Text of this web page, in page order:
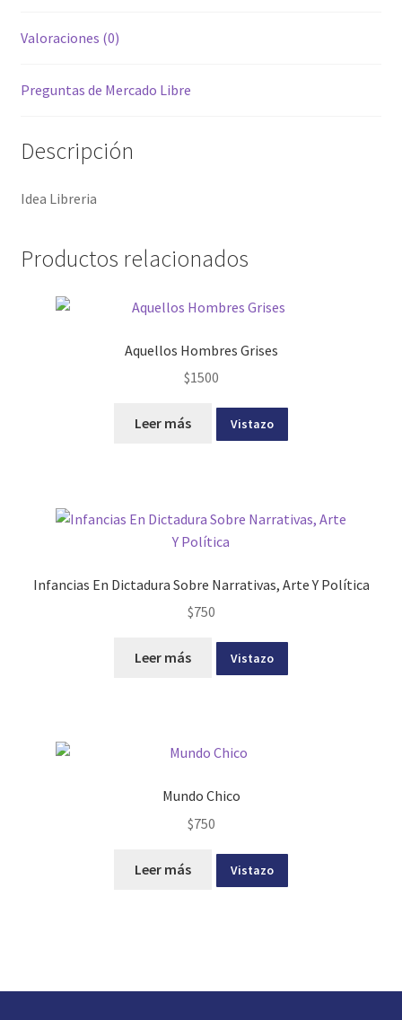
Valoraciones (0)
Preguntas de Mercado Libre
Descripción
Idea Libreria
Productos relacionados
Aquellos Hombres Grises
$1500
Leer más Vistazo
Infancias En Dictadura Sobre Narrativas, Arte Y Política
$750
Leer más Vistazo
Mundo Chico
$750
Leer más Vistazo